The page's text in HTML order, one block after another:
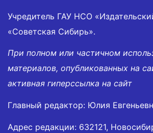
Учредитель ГАУ НСО
«Советская Сибирь».
При полном или частичном
материалов, опубликованных на
активная гиперссылка на сайт
Главный редактор: Юлия
Адрес редакции: 632121,